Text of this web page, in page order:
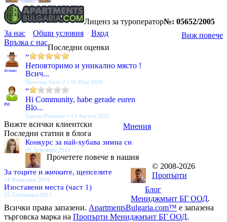
Лиценз за туроператор№: 05652/2005
Виж повече
За нас Общи условия
Вход
Връзка с нас
Последни оценки
Атанас
”
Неповторимо и уникално място !
Всич...
Престиж Сити 2 • 11 Юли 2026
PM
”
Hi Community, habe gerade euren
Blo...
Серена Резиденс • 13 Август 2025
Мнения
Вижте всички клиентски
Последни статии в блога
Конкурс за най-хубава зимна сн
09 Декември 2014
За тоците и жичките, щепселите
14 Февруари 2014
Изоставени места (част 1)
25 Септември 2013
Блог
Прочетете повече в нашия
© 2008-2026
Пропърти
Мениджмънт БГ ООД.
Всички права запазени. ApartmentsBulgaria.com™ е запазена
търговска марка на Пропърти Мениджмънт БГ ООД.